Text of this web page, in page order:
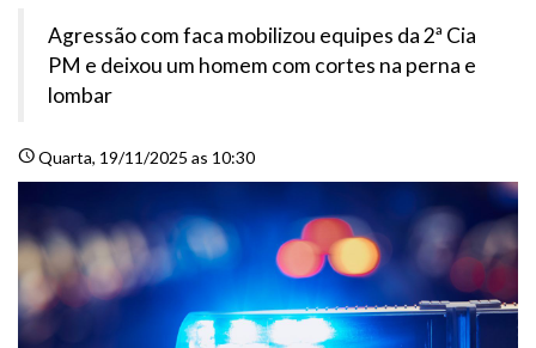
Agressão com faca mobilizou equipes da 2ª Cia
PM e deixou um homem com cortes na perna e
lombar
scheduleQuarta, 19/11/2025 as 10:30